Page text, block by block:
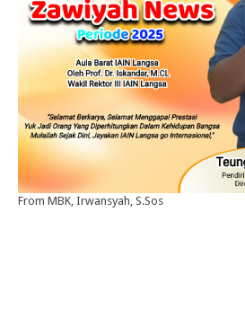
From MBK, Irwansyah, S.Sos